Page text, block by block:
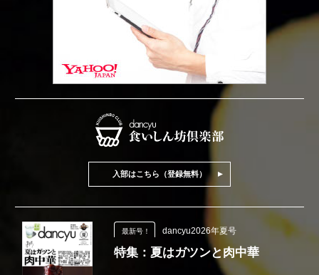
入部はこちら（登録無料）
最新号！ dancyu2026年夏号
特集：夏はガツンと肉中華